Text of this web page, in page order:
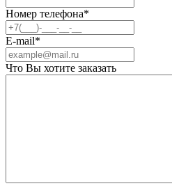
Номер телефона*
E-mail*
Что Вы хотите заказать